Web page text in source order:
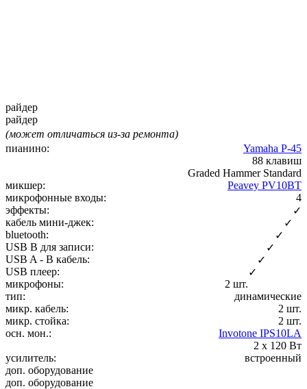
райдер
райдер
(может отличаться из-за ремонта)
пианино:
Yamaha P-45
88 клавиш
Graded Hammer Standard
микшер:
Peavey PV10BT
микрофонные входы:
4
эффекты:
✓
кабель мини-джек:
✓
bluetooth:
✓
USB B для записи:
✓
USB A - B кабель:
✓
USB плеер:
✓
микрофоны:
2 шт.
тип:
динамические
микр. кабель:
2 шт.
микр. стойка:
2 шт.
осн. мон.:
Invotone IPS10LA
2 х 120 Вт
усилитель:
встроенный
доп. оборудование
доп. оборудование